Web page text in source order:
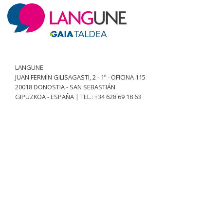
LANGUNE
JUAN FERMÍN GILISAGASTI, 2 - 1º - OFICINA 115
20018 DONOSTIA - SAN SEBASTIÁN
GIPUZKOA - ESPAÑA | TEL.: +34 628 69 18 63